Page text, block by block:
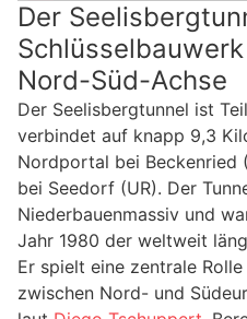
Der
Nord-Süd-Achse
Der Seelisbergtunnel ist
verbindet auf knapp 9,3
Nordportal bei Beckenried
bei Seedorf (UR). Der
Niederbauenmassiv und
Jahr 1980 der weltweit
Er spielt eine zentrale
zwischen Nord- und